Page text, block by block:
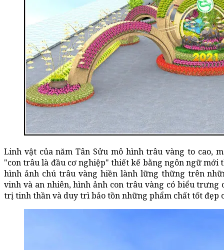
Linh vật của năm Tân Sửu mô hình trâu vàng to cao,
"con trâu là đầu cơ nghiệp" thiết kế bằng ngôn ngữ
hình ảnh chú trâu vàng hiền lành lững thững trên
vinh và an nhiên, hình ảnh con trâu vàng có biểu
trị tinh thần và duy trì bảo tồn những phẩm chất tốt đẹp